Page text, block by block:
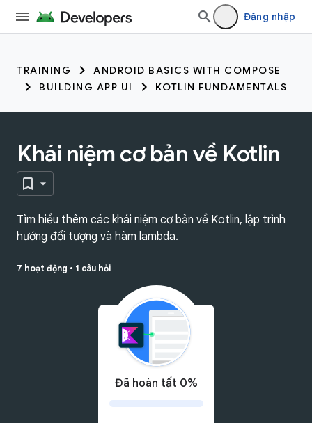
Đăng nhập
TRAINING
ANDROID BASICS WITH COMPOSE
BUILDING APP UI
KOTLIN FUNDAMENTALS
Khái niệm cơ bản về Kotlin
Tìm hiểu thêm các khái niệm cơ bản về Kotlin, lập trình
hướng đối tượng và hàm lambda.
7 hoạt động • 1 câu hỏi
Đã hoàn tất 0%